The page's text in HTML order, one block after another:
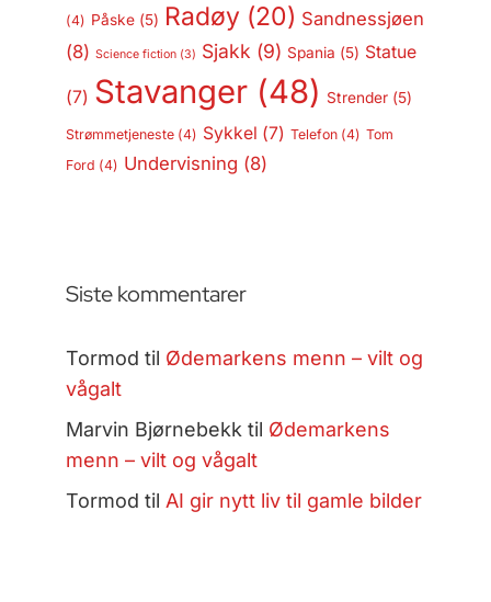
(4) Påske(5) Radøy(20) Sandnessjøen
(8) Science fiction(3) Sjakk (9) Spania (5) Statue
(7) Stavanger(48) Strender(5)
Strømmetjeneste(4) Sykkel (7) Telefon(4) Tom
Ford (4) Undervisning (8)
Siste kommentarer
Tormod til Ødemarkens menn – vilt og
vågalt
Marvin Bjørnebekk til Ødemarkens
menn – vilt og vågalt
Tormod til AI gir nytt liv til gamle bilder